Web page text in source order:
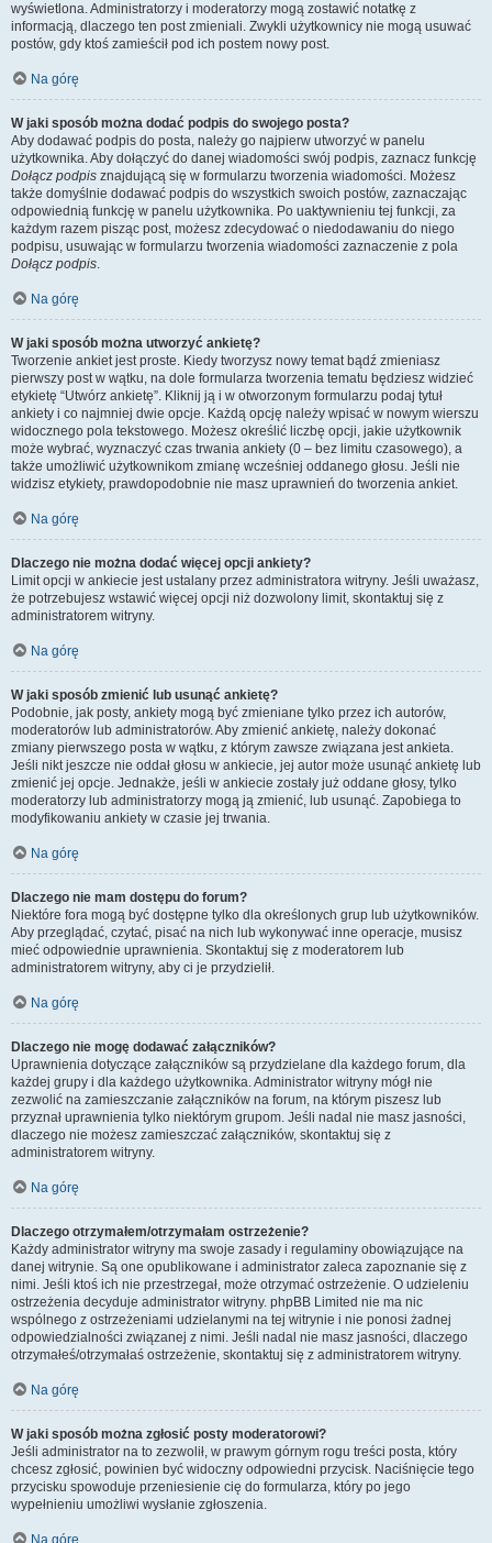
wyświetlona. Administratorzy i moderatorzy mogą zostawić notatkę z
informacją, dlaczego ten post zmieniali. Zwykli użytkownicy nie mogą usuwać
postów, gdy ktoś zamieścił pod ich postem nowy post.
Na górę
W jaki sposób można dodać podpis do swojego posta?
Aby dodawać podpis do posta, należy go najpierw utworzyć w panelu
użytkownika. Aby dołączyć do danej wiadomości swój podpis, zaznacz funkcję
Dołącz podpis znajdującą się w formularzu tworzenia wiadomości. Możesz
także domyślnie dodawać podpis do wszystkich swoich postów, zaznaczając
odpowiednią funkcję w panelu użytkownika. Po uaktywnieniu tej funkcji, za
każdym razem pisząc post, możesz zdecydować o niedodawaniu do niego
podpisu, usuwając w formularzu tworzenia wiadomości zaznaczenie z pola
Dołącz podpis.
Na górę
W jaki sposób można utworzyć ankietę?
Tworzenie ankiet jest proste. Kiedy tworzysz nowy temat bądź zmieniasz
pierwszy post w wątku, na dole formularza tworzenia tematu będziesz widzieć
etykietę “Utwórz ankietę”. Kliknij ją i w otworzonym formularzu podaj tytuł
ankiety i co najmniej dwie opcje. Każdą opcję należy wpisać w nowym wierszu
widocznego pola tekstowego. Możesz określić liczbę opcji, jakie użytkownik
może wybrać, wyznaczyć czas trwania ankiety (0 – bez limitu czasowego), a
także umożliwić użytkownikom zmianę wcześniej oddanego głosu. Jeśli nie
widzisz etykiety, prawdopodobnie nie masz uprawnień do tworzenia ankiet.
Na górę
Dlaczego nie można dodać więcej opcji ankiety?
Limit opcji w ankiecie jest ustalany przez administratora witryny. Jeśli uważasz,
że potrzebujesz wstawić więcej opcji niż dozwolony limit, skontaktuj się z
administratorem witryny.
Na górę
W jaki sposób zmienić lub usunąć ankietę?
Podobnie, jak posty, ankiety mogą być zmieniane tylko przez ich autorów,
moderatorów lub administratorów. Aby zmienić ankietę, należy dokonać
zmiany pierwszego posta w wątku, z którym zawsze związana jest ankieta.
Jeśli nikt jeszcze nie oddał głosu w ankiecie, jej autor może usunąć ankietę lub
zmienić jej opcje. Jednakże, jeśli w ankiecie zostały już oddane głosy, tylko
moderatorzy lub administratorzy mogą ją zmienić, lub usunąć. Zapobiega to
modyfikowaniu ankiety w czasie jej trwania.
Na górę
Dlaczego nie mam dostępu do forum?
Niektóre fora mogą być dostępne tylko dla określonych grup lub użytkowników.
Aby przeglądać, czytać, pisać na nich lub wykonywać inne operacje, musisz
mieć odpowiednie uprawnienia. Skontaktuj się z moderatorem lub
administratorem witryny, aby ci je przydzielił.
Na górę
Dlaczego nie mogę dodawać załączników?
Uprawnienia dotyczące załączników są przydzielane dla każdego forum, dla
każdej grupy i dla każdego użytkownika. Administrator witryny mógł nie
zezwolić na zamieszczanie załączników na forum, na którym piszesz lub
przyznał uprawnienia tylko niektórym grupom. Jeśli nadal nie masz jasności,
dlaczego nie możesz zamieszczać załączników, skontaktuj się z
administratorem witryny.
Na górę
Dlaczego otrzymałem/otrzymałam ostrzeżenie?
Każdy administrator witryny ma swoje zasady i regulaminy obowiązujące na
danej witrynie. Są one opublikowane i administrator zaleca zapoznanie się z
nimi. Jeśli ktoś ich nie przestrzegał, może otrzymać ostrzeżenie. O udzieleniu
ostrzeżenia decyduje administrator witryny. phpBB Limited nie ma nic
wspólnego z ostrzeżeniami udzielanymi na tej witrynie i nie ponosi żadnej
odpowiedzialności związanej z nimi. Jeśli nadal nie masz jasności, dlaczego
otrzymałeś/otrzymałaś ostrzeżenie, skontaktuj się z administratorem witryny.
Na górę
W jaki sposób można zgłosić posty moderatorowi?
Jeśli administrator na to zezwolił, w prawym górnym rogu treści posta, który
chcesz zgłosić, powinien być widoczny odpowiedni przycisk. Naciśnięcie tego
przycisku spowoduje przeniesienie cię do formularza, który po jego
wypełnieniu umożliwi wysłanie zgłoszenia.
Na górę